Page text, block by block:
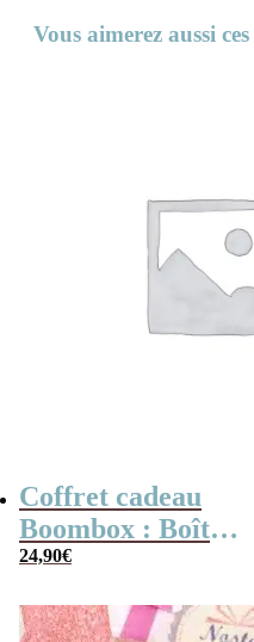
Vous aimerez aussi ces
Coffret cadeau
Boombox : Boîte
bonbons des
Coffret bonbon
24,90€